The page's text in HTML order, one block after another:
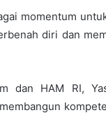
momentum
diri dan
dan HAM RI,